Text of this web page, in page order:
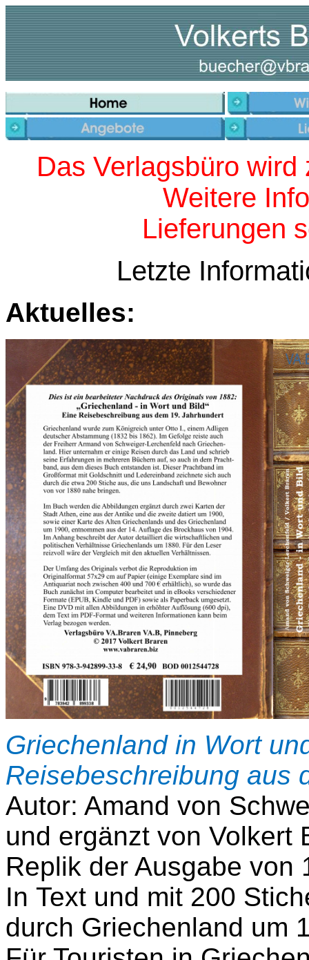
Das Verlagsbüro
Weitere
Lieferungen
Letzte
Aktuelles:
Griechenland in Wort
Reisebeschreibung aus
Autor: Amand von
und ergänzt von Volkert
Replik der Ausgabe von
In Text und mit 200
durch Griechenland um